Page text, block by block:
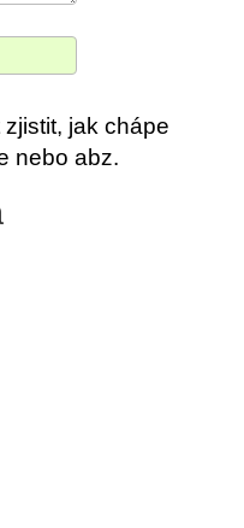
jak chápe
nebo abz.